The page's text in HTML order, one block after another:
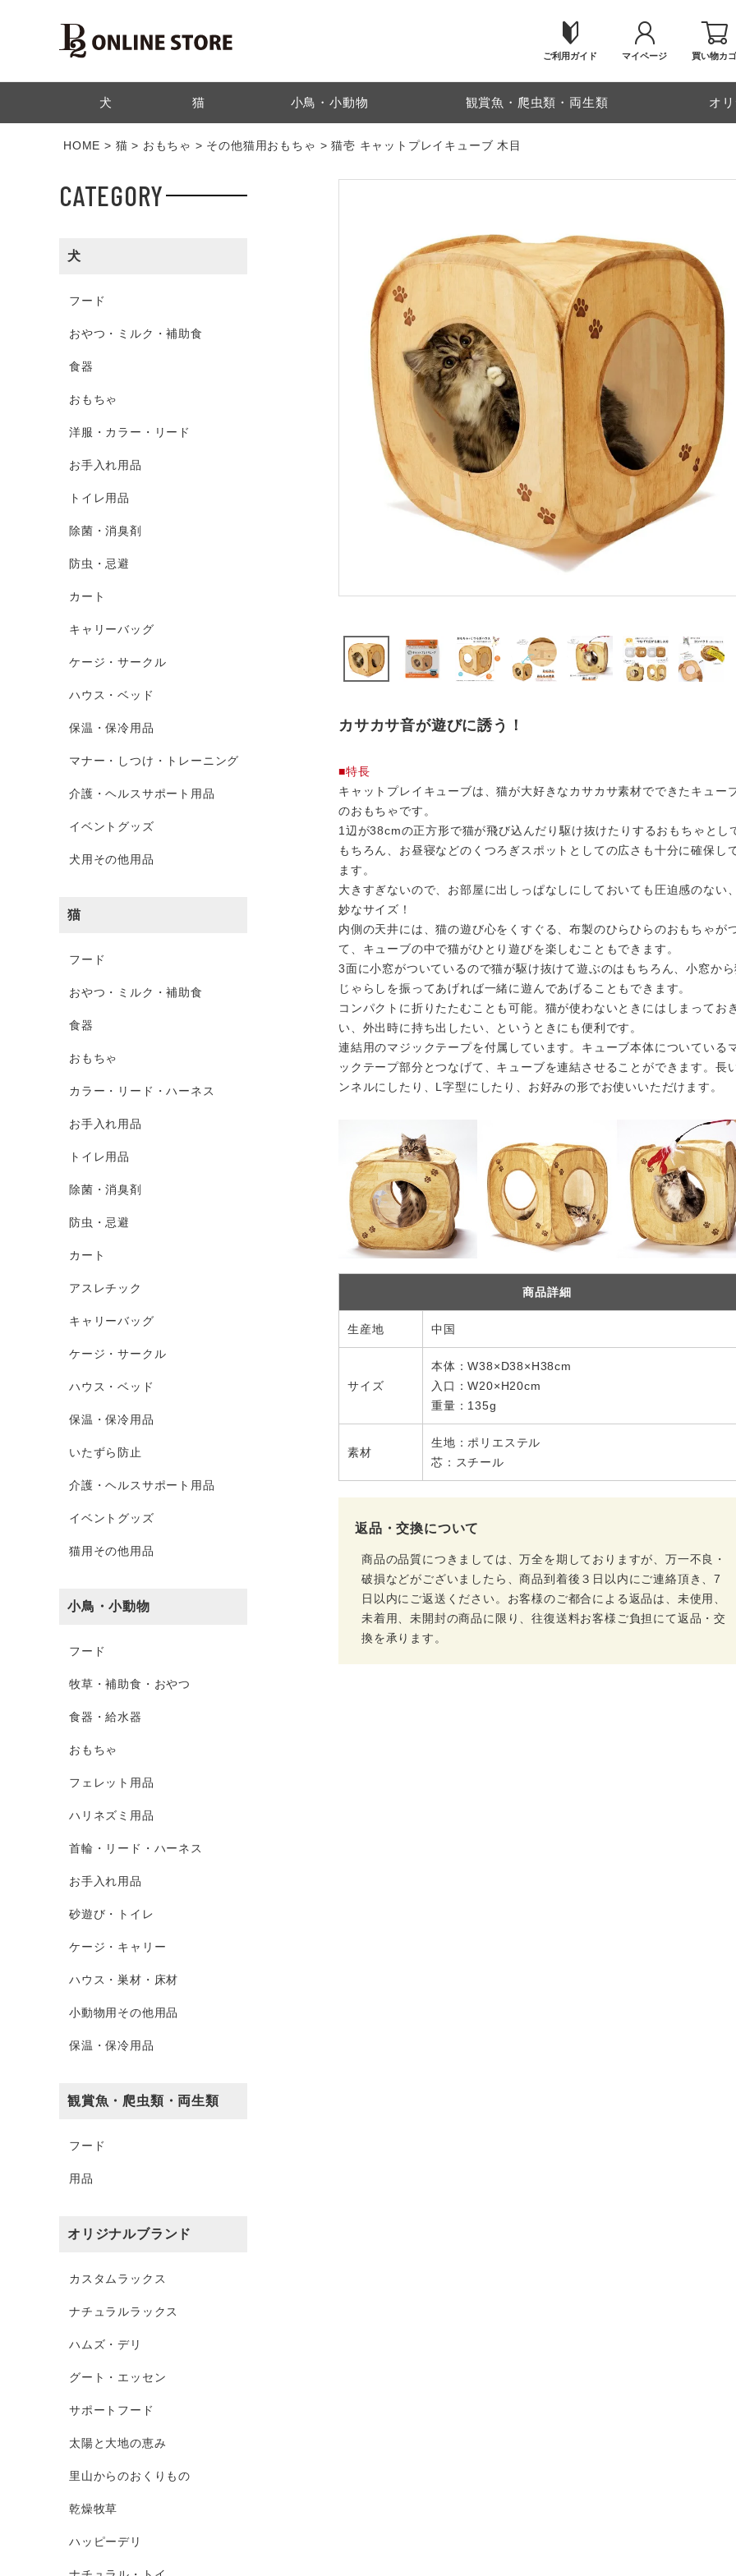
ご利用ガイド マイページ 買い物カゴ
検索
犬 猫 小鳥・小動物 観賞魚・爬虫類・両生類 オ
HOME 猫 おもちゃ その他猫用おもちゃ 猫壱 キャットプレイキューブ 木目
CATEGORY
犬
フード
おやつ・ミルク・補助食
食器
おもちゃ
洋服・カラー・リード
お手入れ用品
トイレ用品
除菌・消臭剤
防虫・忌避
カート
キャリーバッグ
ケージ・サークル
ハウス・ベッド
保温・保冷用品
マナー・しつけ・トレーニング
介護・ヘルスサポート用品
イベントグッズ
犬用その他用品
猫
フード
おやつ・ミルク・補助食
食器
おもちゃ
カラー・リード・ハーネス
お手入れ用品
トイレ用品
除菌・消臭剤
防虫・忌避
カート
アスレチック
キャリーバッグ
ケージ・サークル
ハウス・ベッド
保温・保冷用品
いたずら防止
介護・ヘルスサポート用品
イベントグッズ
猫用その他用品
小鳥・小動物
フード
牧草・補助食・おやつ
食器・給水器
おもちゃ
フェレット用品
ハリネズミ用品
首輪・リード・ハーネス
お手入れ用品
砂遊び・トイレ
ケージ・キャリー
ハウス・巣材・床材
小動物用その他用品
保温・保冷用品
観賞魚・爬虫類・両生類
フード
用品
オリジナルブランド
カスタムラックス
ナチュラルラックス
ハムズ・デリ
グート・エッセン
サポートフード
太陽と大地の恵み
里山からのおくりもの
乾燥牧草
ハッピーデリ
カサカサ音が遊びに誘う！
■特長
キャットプレイキューブは、猫が大好きなカサカサ素材でできたキュー
のおもちゃです。
1辺が38cmの正方形で猫が飛び込んだり駆け抜けたりするおもちゃとし
もちろん、お昼寝などのくつろぎスポットとしての広さも十分に確保し
ます。
大きすぎないので、お部屋に出しっぱなしにしておいても圧迫感のない
妙なサイズ！
内側の天井には、猫の遊び心をくすぐる、布製のひらひらのおもちゃが
て、キューブの中で猫がひとり遊びを楽しむこともできます。
3面に小窓がついているので猫が駆け抜けて遊ぶのはもちろん、小窓から
じゃらしを振ってあげれば一緒に遊んであげることもできます。
コンパクトに折りたたむことも可能。猫が使わないときにはしまってお
い、外出時に持ち出したい、というときにも便利です。
連結用のマジックテープを付属しています。キューブ本体についている
ックテープ部分とつなげて、キューブを連結させることができます。長
ンネルにしたり、L字型にしたり、お好みの形でお使いいただけます。
商品詳細
生産地 中国
サイズ
本体：W38×D38×H38cm
入口：W20×H20cm
重量：135g
素材
生地：ポリエステル
芯：スチール
返品・交換について
商品の品質につきましては、万全を期しておりますが、万一不良・
破損などがございましたら、商品到着後３日以内にご連絡頂き、7
日以内にご返送ください。お客様のご都合による返品は、未使用、
未着用、未開封の商品に限り、往復送料お客様ご負担にて返品・交
換を承ります。